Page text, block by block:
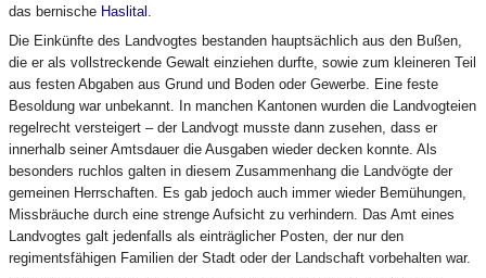
das bernische Haslital .
Die Einkünfte des Landvogtes bestanden hauptsächlich aus den Bußen,
die er als vollstreckende Gewalt einziehen durfte, sowie zum kleineren Teil
aus festen Abgaben aus Grund und Boden oder Gewerbe. Eine feste
Besoldung war unbekannt. In manchen Kantonen wurden die Landvogteien
regelrecht versteigert – der Landvogt musste dann zusehen, dass er
innerhalb seiner Amtsdauer die Ausgaben wieder decken konnte. Als
besonders ruchlos galten in diesem Zusammenhang die Landvögte der
gemeinen Herrschaften. Es gab jedoch auch immer wieder Bemühungen,
Missbräuche durch eine strenge Aufsicht zu verhindern. Das Amt eines
Landvogtes galt jedenfalls als einträglicher Posten, der nur den
regimentsfähigen Familien der Stadt oder der Landschaft vorbehalten war.